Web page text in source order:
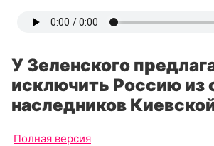
У Зеленского
исключить Россию из
наследников
Полная версия